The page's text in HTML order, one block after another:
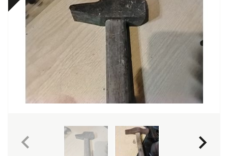
keyboard_arrow_left keyboard_arrow_right